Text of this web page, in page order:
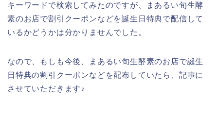
キーワードで検索してみたのですが、まあるい旬生酵
素のお店で割引クーポンなどを誕生日特典で配信して
いるかどうかは分かりませんでした。
なので、もしも今後、まあるい旬生酵素のお店で誕生
日特典の割引クーポンなどを配布していたら、記事に
させていただきます♪